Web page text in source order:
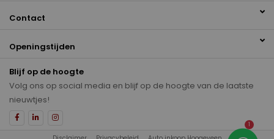
Contact
Openingstijden
Blijf op de hoogte
Volg ons op social media en blijf op de hoogte van de laatste
nieuwtjes!
1